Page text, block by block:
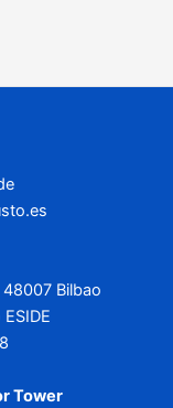
Bilbao
Tower